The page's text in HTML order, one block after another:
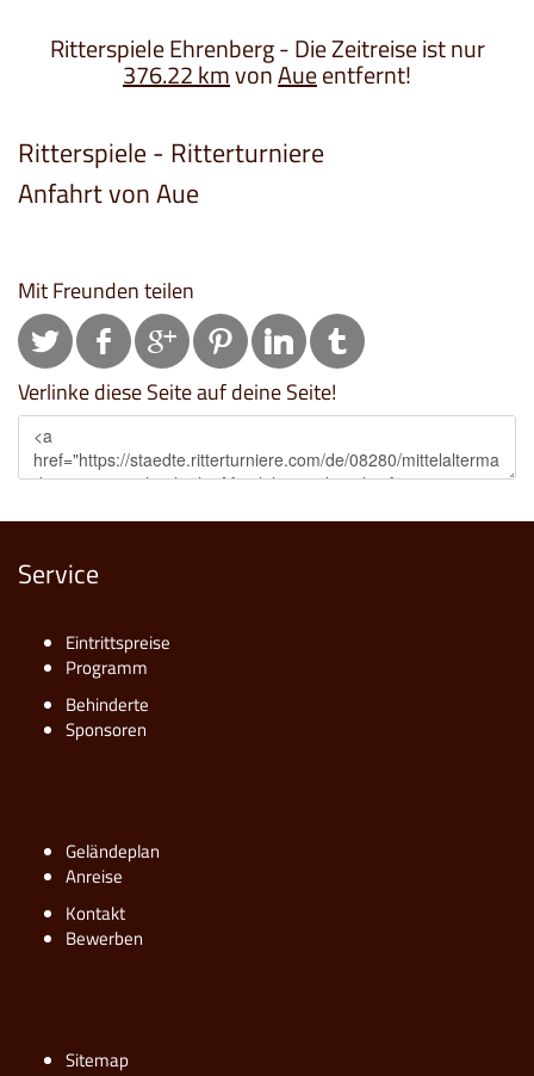
Ritterspiele Ehrenberg - Die Zeitreise ist nur
376.22 kmvonAueentfernt!
Ritterspiele - Ritterturniere
Anfahrt von Aue
Mit Freunden teilen
Verlinke diese Seite auf deine Seite!
Service
Eintrittspreise
Programm
Behinderte
Sponsoren
Geländeplan
Anreise
Kontakt
Bewerben
Sitemap